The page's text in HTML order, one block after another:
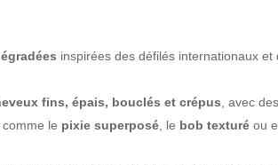
inspirées des défilés internationaux
fins, épais, bouclés et crépus, avec
le pixie superposé, le bob texturé ou